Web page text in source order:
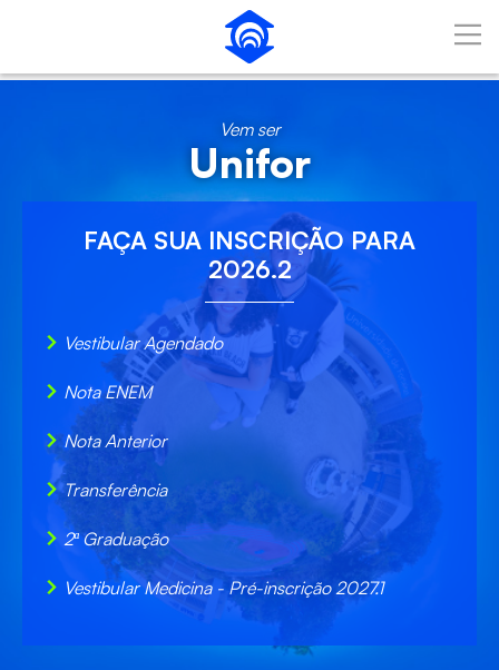
Pular para o Conteúdo principal
Vem ser
Unifor
FAÇA SUA INSCRIÇÃO PARA
2026.2
Vestibular Agendado
Nota ENEM
Nota Anterior
Transferência
2ª Graduação
Vestibular Medicina - Pré-inscrição 2027.1